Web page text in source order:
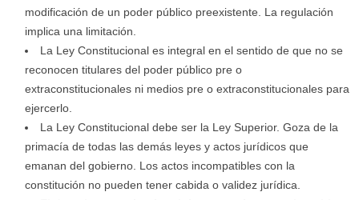
modificación de un poder público preexistente. La regulación
implica una limitación.
La Ley Constitucional es integral en el sentido de que no se
reconocen titulares del poder público pre o
extraconstitucionales ni medios pre o extraconstitucionales para
ejercerlo.
La Ley Constitucional debe ser la Ley Superior. Goza de la
primacía de todas las demás leyes y actos jurídicos que
emanan del gobierno. Los actos incompatibles con la
constitución no pueden tener cabida o validez jurídica.